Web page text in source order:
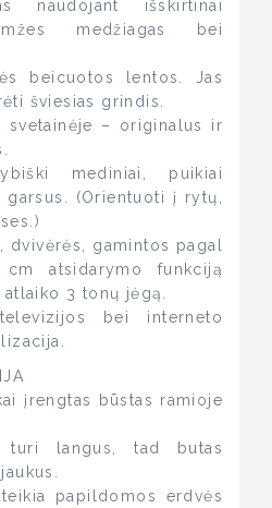
naudojant išskirtinai
medžiagas bei
beicuotos lentos. Jas
šviesias grindis.
svetainėje – originalus ir
mediniai, puikiai
(Orientuoti į rytų,
dvivėrės, gamintos pagal
atsidarymo funkciją
3 tonų jėgą.
bei interneto
įrengtas būstas ramioje
turi langus, tad butas
papildomos erdvės